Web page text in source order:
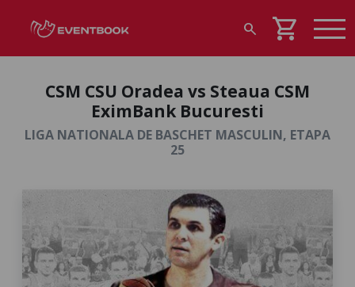
search shopping_cart
CSM CSU Oradea vs Steaua CSM
EximBank Bucuresti
LIGA NATIONALA DE BASCHET MASCULIN, ETAPA
25